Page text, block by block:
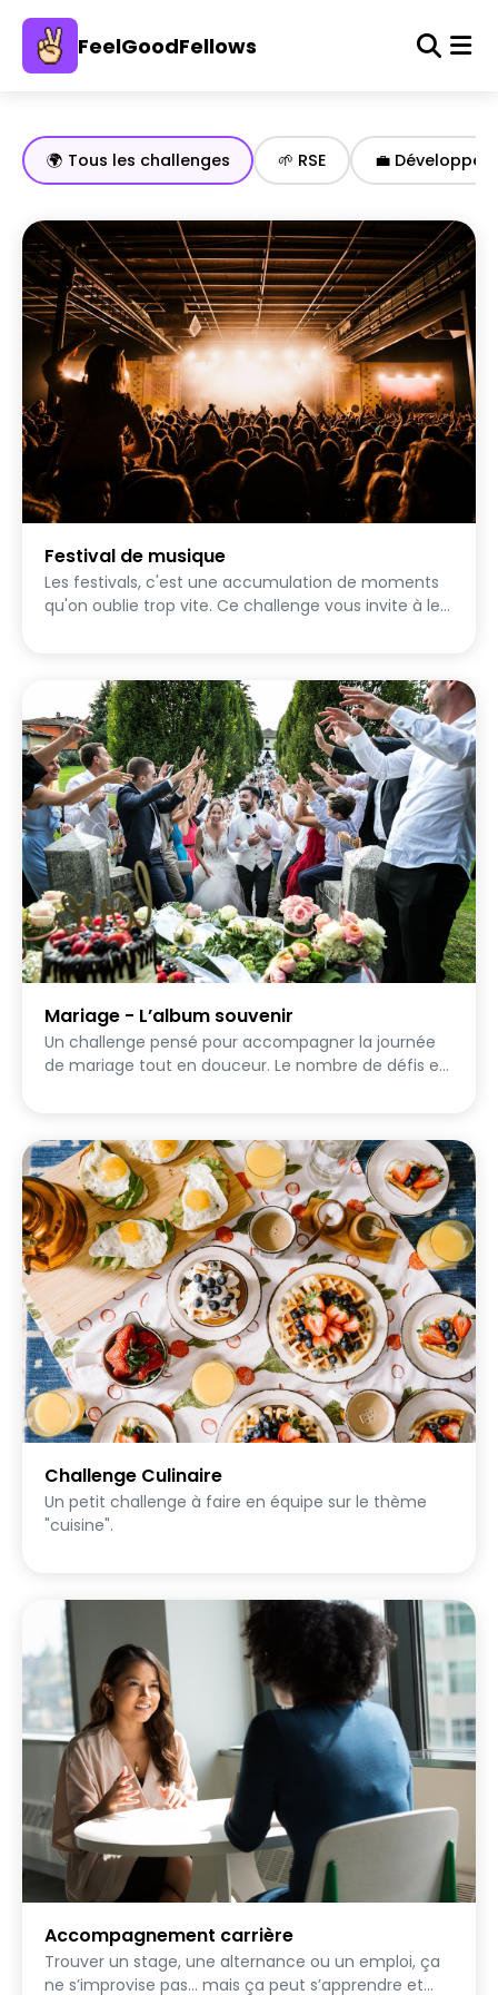
FeelGoodFellows
🌍 Tous les challenges 🌱 RSE 💼
Festival de musique
Les festivals, c'est une accumulation de moments
qu'on oublie trop vite. Ce challenge vous invite à les
impose, le light show qu'on ne retransmettra jamais
assez bien, la personne croisée par hasard et qu'on
n't oubliera pas. 16 missions pour documenter un
festival de l'intérieur, du premier regard à la tête du
lendemain matin.
Mariage - L’album souvenir
Un challenge pensé pour accompagner la journée
de mariage tout en douceur. Le nombre de défis est
journée. Jeux photo, mises en situation, messages
et vœux pour les mariés : chaque défi donne lieu à
une ou plusieurs photos prises par les invités. Des
instants spontanés, drôles ou émouvants, capturés
sur le vif. L’objectif : vivre le moment pleinement et
créer, ensemble, un véritable album souvenir du
mariage, vu à travers les yeux de ceux qui l’ont
partagé ✨
Challenge Culinaire
Un petit challenge à faire en équipe sur le thème
"cuisine".
Accompagnement carrière
Trouver un stage, une alternance ou un emploi, ça
ne s’improvise pas… mais ça peut s’apprendre et